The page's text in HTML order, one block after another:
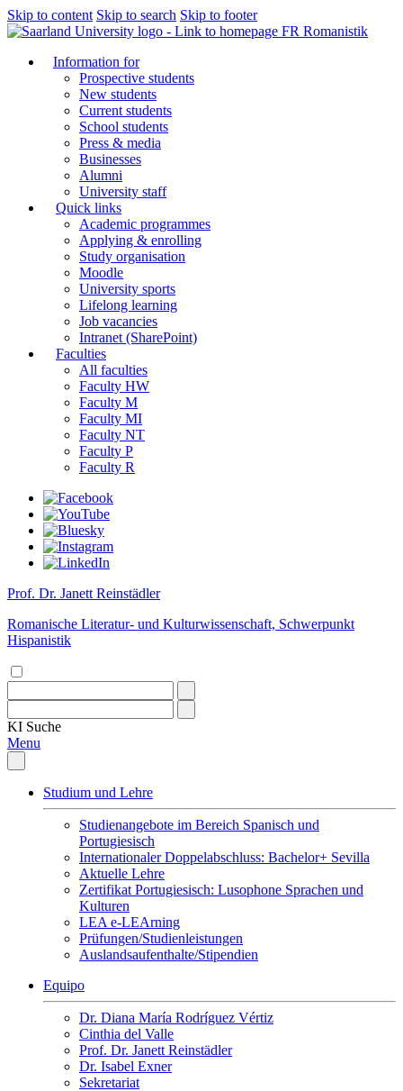
Skip to content Skip to search Skip to footer
FR Romanistik
Information for
Prospective students
New students
Current students
School students
Press & media
Businesses
Alumni
University staff
Quick links
Academic programmes
Applying & enrolling
Study organisation
Moodle
University sports
Lifelong learning
Job vacancies
Intranet (SharePoint)
Faculties
All faculties
Faculty HW
Faculty M
Faculty MI
Faculty NT
Faculty P
Faculty R
Prof. Dr. Janett Reinstädler
Romanische Literatur- und Kulturwissenschaft, Schwerpunkt
Hispanistik
KI Suche
Menu
Studium und Lehre
Studienangebote im Bereich Spanisch und
Portugiesisch
Internationaler Doppelabschluss: Bachelor+ Sevilla
Aktuelle Lehre
Zertifikat Portugiesisch: Lusophone Sprachen und
Kulturen
LEA e-LEArning
Prüfungen/Studienleistungen
Auslandsaufenthalte/Stipendien
Equipo
Dr. Diana María Rodríguez Vértiz
Cinthia del Valle
Prof. Dr. Janett Reinstädler
Dr. Isabel Exner
Sekretariat